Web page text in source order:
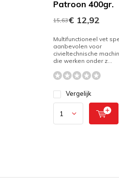
Patroon 400gr.
15,63€ 12,92
Multifunctioneel vet
aanbevolen voor
civieltechnische
die werken onder z...
Vergelijk